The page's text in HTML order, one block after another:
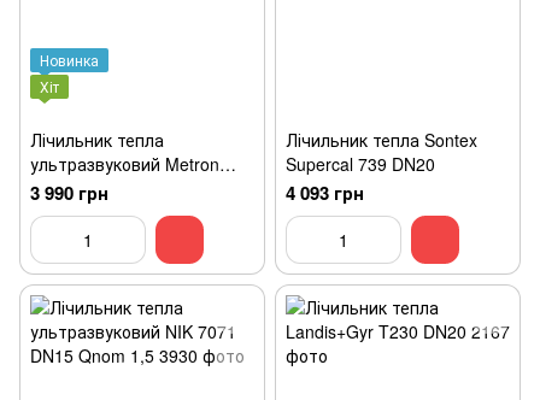
Новинка
Хіт
Лічильник тепла
ультразвуковий Metron
UHM 20/1.5 MBus
3 990 грн
Лічильник тепла Sontex
Supercal 739 DN20
4 093 грн